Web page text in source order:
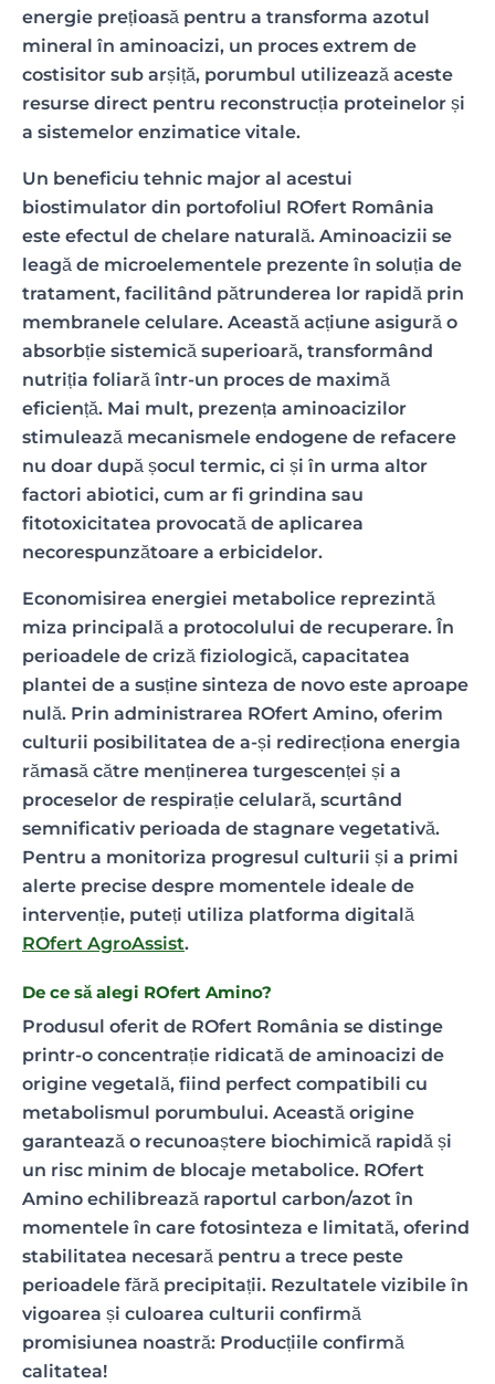
energie prețioasă pentru a transforma azotul
mineral în aminoacizi, un proces extrem de
costisitor sub arșiță, porumbul utilizează aceste
resurse direct pentru reconstrucția proteinelor și
a sistemelor enzimatice vitale.
Un beneficiu tehnic major al acestui
biostimulator din portofoliul ROfert România
este efectul de chelare naturală. Aminoacizii se
leagă de microelementele prezente în soluția de
tratament, facilitând pătrunderea lor rapidă prin
membranele celulare. Această acțiune asigură o
absorbție sistemică superioară, transformând
nutriția foliară într-un proces de maximă
eficiență. Mai mult, prezența aminoacizilor
stimulează mecanismele endogene de refacere
nu doar după șocul termic, ci și în urma altor
factori abiotici, cum ar fi grindina sau
fitotoxicitatea provocată de aplicarea
necorespunzătoare a erbicidelor.
Economisirea energiei metabolice reprezintă
miza principală a protocolului de recuperare. În
perioadele de criză fiziologică, capacitatea
plantei de a susține sinteza de novo este aproape
nulă. Prin administrarea ROfert Amino, oferim
culturii posibilitatea de a-și redirecționa energia
rămasă către menținerea turgescenței și a
proceselor de respirație celulară, scurtând
semnificativ perioada de stagnare vegetativă.
Pentru a monitoriza progresul culturii și a primi
alerte precise despre momentele ideale de
intervenție, puteți utiliza platforma digitală
ROfert AgroAssist.
De ce să alegi ROfert Amino?
Produsul oferit de ROfert România se distinge
printr-o concentrație ridicată de aminoacizi de
origine vegetală, fiind perfect compatibili cu
metabolismul porumbului. Această origine
garantează o recunoaștere biochimică rapidă și
un risc minim de blocaje metabolice. ROfert
Amino echilibrează raportul carbon/azot în
momentele în care fotosinteza e limitată, oferind
stabilitatea necesară pentru a trece peste
perioadele fără precipitații. Rezultatele vizibile în
vigoarea și culoarea culturii confirmă
promisiunea noastră: Producțiile confirmă
calitatea!